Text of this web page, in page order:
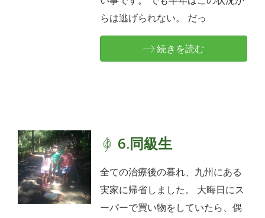
らは逃げられない。 だっ
続きを読む
6.同級生
全ての治療後の暮れ、九州にある
実家に帰省しました。 大晦日にス
ーパーで買い物をしていたら、偶